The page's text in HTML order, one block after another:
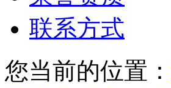
联系方式
您当前的位置：